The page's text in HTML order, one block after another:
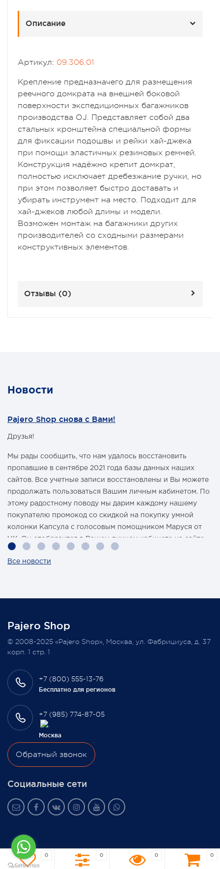
Описание
Артикул: 09.306.01
Крепление предназначего для размещения
реечного домкрата на внешней боковой
поверхности экспедиционных багажников
производства OJ. Представляет собой два
стальных кронштейна специальной формы
для фиксации подошвы и рейки хай-джека
при помощи эластичных резиновых ремней.
Конструкция надёжно крепит домкрат,
полностью исключает дребезжание ручки, но
при этом позволяет быстро доставать и
убирать инструмент на место. Подходит для
хай-джеков любой длины и модели.
Возможен монтаж на багажники других
производителей со сходными размерами
конструктивных элементов.
Отзывы (0)
Новости
Pajero Shop снова с Вами!
Друзья!
Мы рады сообщить, что нам удалось восстановить
пропавшие в сентябре 2021 года базы данных наших
сайтов. Все учетные записи восстановлены и Вы можете
продолжать пользоваться Вашим личным кабинетом. По
этому радостному поводу мы дарим каждому нашему
покупателю промокод со скидкой на покупку умной
колонки Капсула с голосовым помощником Маруся от
VK. Он отобразится в Вашем личном кабинете на сайте
магазина Pajero Shop 14 февраля.
Всегда Ваш, Pajero Shop
3 февраля 2022
Все новости
Pajero Shop
+7 (800) 555-13-76
Бесплатно для регионов
+7 (985) 774-87-05
Москва
Обратный звонок
Социальные сети
© 2008-2025 «Pajero Shop», Москва, ул. Фабрициуса, д. 37
корп. 1 стр. 1
0 0 0 0